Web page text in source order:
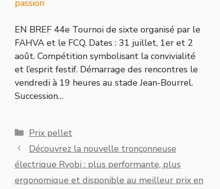
passion
EN BREF 44e Tournoi de sixte organisé par le
FAHVA et le FCQ. Dates : 31 juillet, 1er et 2
août. Compétition symbolisant la convivialité
et l’esprit festif. Démarrage des rencontres le
vendredi à 19 heures au stade Jean-Bourrel.
Succession…
Catégories
Prix pellet
Découvrez la nouvelle tronçonneuse
électrique Ryobi : plus performante, plus
ergonomique et disponible au meilleur prix en